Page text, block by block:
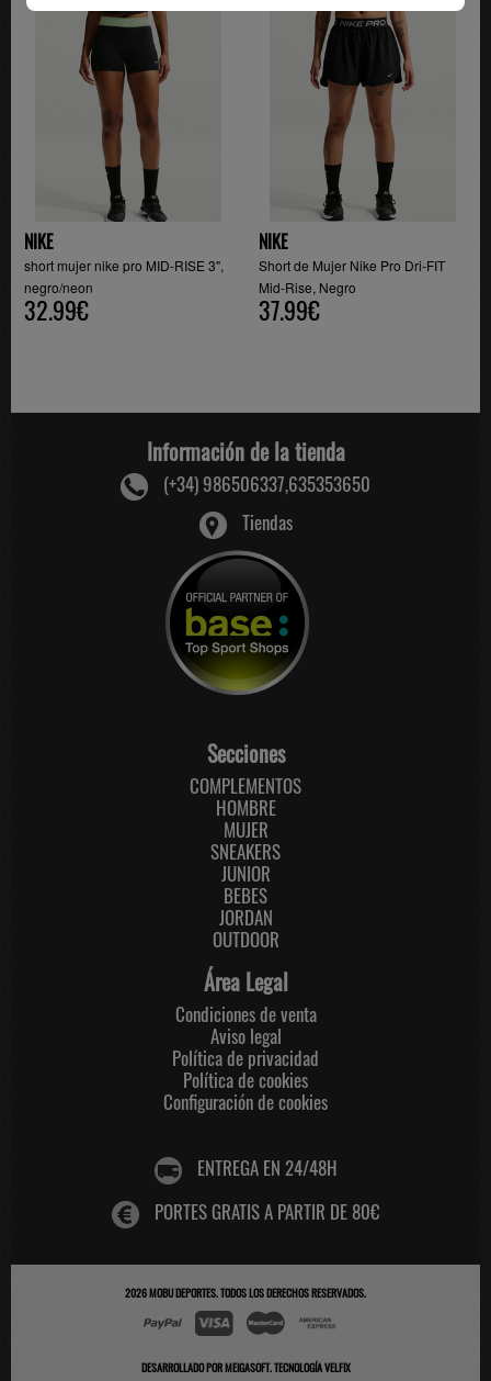
NIKE
short mujer nike pro MID-RISE 3",
negro/neon
32.99€
NIKE
Short de Mujer Nike Pro Dri-FIT
Mid-Rise, Negro
37.99€
Información de la tienda
(+34) 986506337,635353650
Tiendas
Secciones
COMPLEMENTOS
HOMBRE
MUJER
SNEAKERS
JUNIOR
BEBES
JORDAN
OUTDOOR
Área Legal
Condiciones de venta
Aviso legal
Política de privacidad
Política de cookies
Configuración de cookies
ENTREGA EN 24/48H
PORTES GRATIS A PARTIR DE 80€
2026MOBU DEPORTES. TODOS LOS DERECHOS RESERVADOS.
DESARROLLADO PORMEIGASOFT.TECNOLOGÍA VELFIX